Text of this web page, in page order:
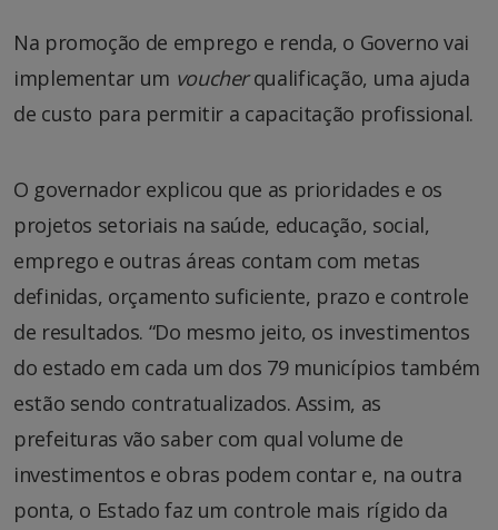
Na promoção de emprego e renda, o Governo vai
implementar um voucherqualificação, uma ajuda
de custo para permitir a capacitação profissional.
O governador explicou que as prioridades e os
projetos setoriais na saúde, educação, social,
emprego e outras áreas contam com metas
definidas, orçamento suficiente, prazo e controle
de resultados. “Do mesmo jeito, os investimentos
do estado em cada um dos 79 municípios também
estão sendo contratualizados. Assim, as
prefeituras vão saber com qual volume de
investimentos e obras podem contar e, na outra
ponta, o Estado faz um controle mais rígido da